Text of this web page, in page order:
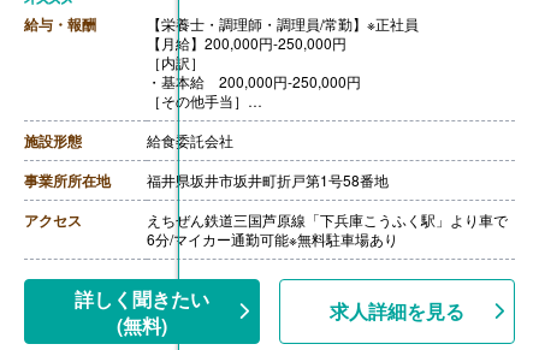
給与・報酬
【栄養士・調理師・調理員/常勤】※正社員
【月給】200,000円-250,000円
［内訳］
・基本給 200,000円-250,000円
［その他手当］
・資格手当 10,000円
【賞与】年2回（計2.50ヶ月分）※前年度実績
【通勤手当】あり（上限15,000円/月）
【昇給】年1回（1月あたり3.00%-8.00%）※前年度実績
【退職金】あり ※勤続10年以上
施設形態 給食委託会社
事業所所在地 福井県坂井市坂井町折戸第1号58番地
アクセス
えちぜん鉄道三国芦原線「下兵庫こうふく駅」より車で
6分/マイカー通勤可能※無料駐車場あり
詳しく聞きたい
(無料)
求人詳細を見る